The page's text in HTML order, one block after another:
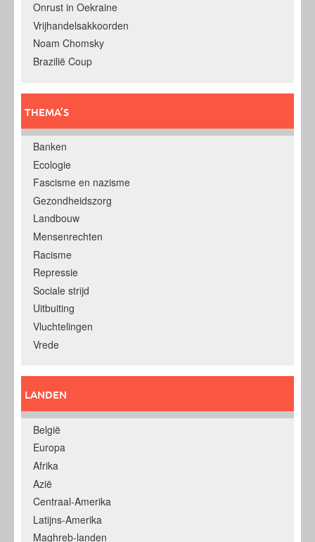
Onrust in Oekraine
Vrijhandelsakkoorden
Noam Chomsky
Brazilië Coup
THEMA’S
Banken
Ecologie
Fascisme en nazisme
Gezondheidszorg
Landbouw
Mensenrechten
Racisme
Repressie
Sociale strijd
Uitbuiting
Vluchtelingen
Vrede
LANDEN
België
Europa
Afrika
Azië
Centraal-Amerika
Latijns-Amerika
Maghreb-landen